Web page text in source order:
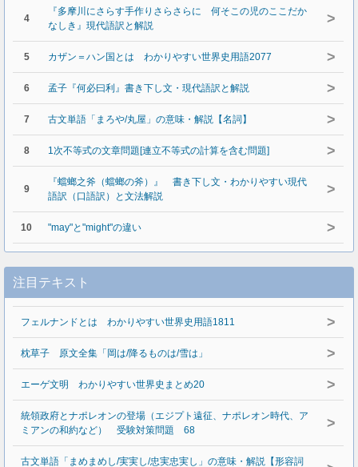
4
『多摩川にさらす手作りさらさらに 何そこの児のここだか
なしき』現代語訳と解説
>
5 カザン＝ハン国とは わかりやすい世界史用語2077 >
6 孟子『何必曰利』書き下し文・現代語訳と解説 >
7 古文単語「まろや/丸屋」の意味・解説【名詞】 >
8 1次不等式の文章問題[連立不等式の計算を含む問題] >
9
『蟷螂之斧（蟷螂の斧）』 書き下し文・わかりやすい現代
語訳（口語訳）と文法解説
>
10 "may"と"might"の違い >
注目テキスト
フェルナンドとは わかりやすい世界史用語1811 >
枕草子 原文全集「岡は/降るものは/雪は」 >
エーゲ文明 わかりやすい世界史まとめ20 >
統領政府とナポレオンの登場（エジプト遠征、ナポレオン時代、ア
ミアンの和約など） 受験対策問題 68
>
古文単語「まめまめし/実実し/忠実忠実し」の意味・解説【形容詞